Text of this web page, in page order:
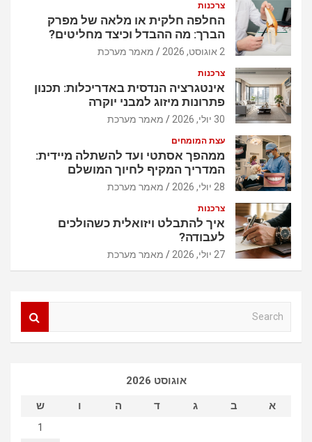
צרכנות
החלפה חלקית או מלאה של מפרק
הברך: מה ההבדל וכיצד מחליטים?
2 אוגוסט, 2026 מאמר מערכת
צרכנות
אינטגרציה הנדסית באדריכלות: תכנון
פתרונות מיזוג למבני יוקרה
30 יולי, 2026 מאמר מערכת
עצת המומחים
ממהפך אסתטי ועד להשתלה מיידית:
המדריך המקיף לחיוך המושלם
28 יולי, 2026 מאמר מערכת
צרכנות
איך להתבלט ויזואלית כשהולכים
לעבודה?
27 יולי, 2026 מאמר מערכת
אוגוסט 2026
א
ב ג ד ה ו ש
1